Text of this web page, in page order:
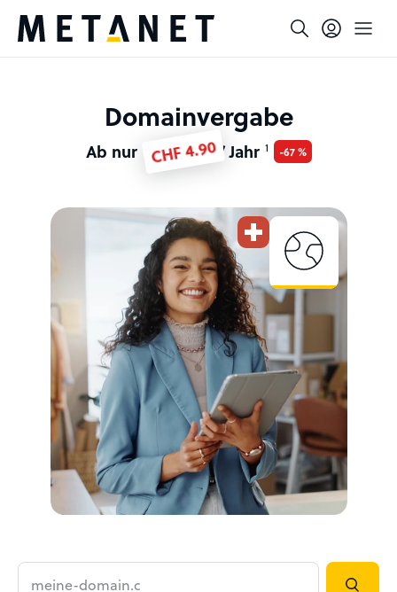
Domainvergabe
Ab nur CHF 4.90/ Jahr 1 -67 %